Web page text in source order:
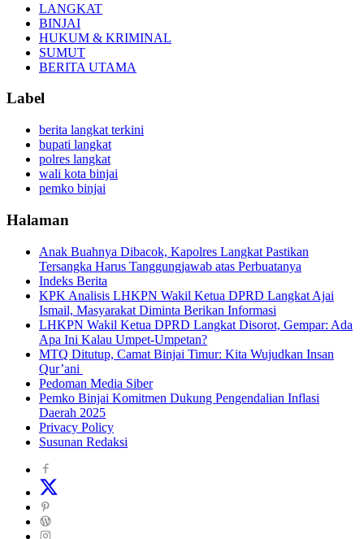
LANGKAT
BINJAI
HUKUM & KRIMINAL
SUMUT
BERITA UTAMA
Label
berita langkat terkini
bupati langkat
polres langkat
wali kota binjai
pemko binjai
Halaman
Anak Buahnya Dibacok, Kapolres Langkat Pastikan
Tersangka Harus Tanggungjawab atas Perbuatanya
Indeks Berita
KPK Analisis LHKPN Wakil Ketua DPRD Langkat Ajai
Ismail, Masyarakat Diminta Berikan Informasi
LHKPN Wakil Ketua DPRD Langkat Disorot, Gempar: Ada
Apa Ini Kalau Umpet-Umpetan?
MTQ Ditutup, Camat Binjai Timur: Kita Wujudkan Insan
Qur’ani
Pedoman Media Siber
Pemko Binjai Komitmen Dukung Pengendalian Inflasi
Daerah 2025
Privacy Policy
Susunan Redaksi